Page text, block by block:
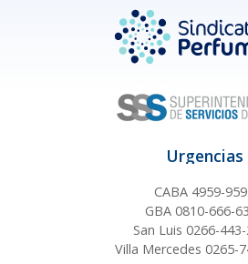
Urgencias
CABA 4959-
GBA 0810-666-
San Luis 0266-
Villa Mercedes 0265-